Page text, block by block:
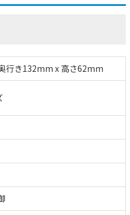
行き132mm x 高さ62mm